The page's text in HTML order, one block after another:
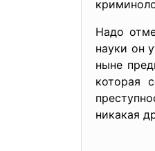
Надо
науки он
ныне
которая
никакая